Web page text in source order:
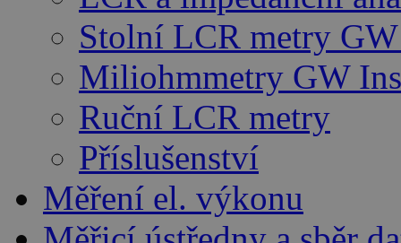
Stolní LCR metry
Miliohmmetry GW
Ruční LCR metry
Příslušenství
Měření el. výkonu